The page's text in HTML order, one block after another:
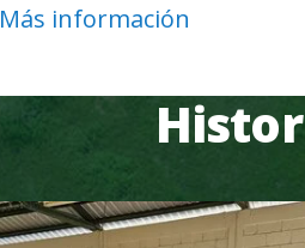
Más información